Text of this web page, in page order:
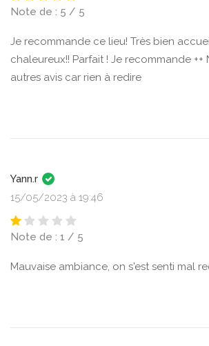
Note de : 5 / 5
Je recommande ce lieu! Très bien
chaleureux!! Parfait ! Je recommande ++
autres avis car rien à redire
Yann.r
15/05/2023 à 19:46
Note de : 1 / 5
Mauvaise ambiance, on s'est senti mal